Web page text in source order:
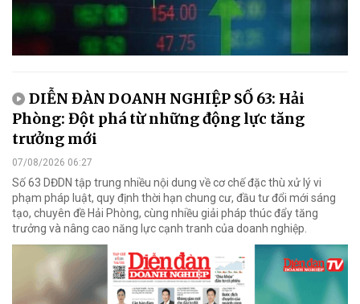
DIỄN ĐÀN DOANH NGHIỆP SỐ 63: Hải
Phòng: Đột phá từ những động lực tăng
trưởng mới
07/08/2026 06:27
Số 63 DĐDN tập trung nhiều nội dung về cơ chế đặc thù xử lý vi
phạm pháp luật, quy định thời hạn chung cư, đầu tư đổi mới sáng
tạo, chuyên đề Hải Phòng, cùng nhiều giải pháp thúc đẩy tăng
trưởng và nâng cao năng lực cạnh tranh của doanh nghiệp.